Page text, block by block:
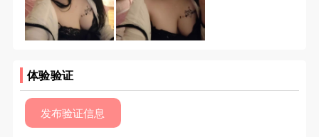
体验验证
发布验证信息